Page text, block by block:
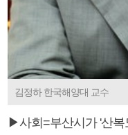
김정하 한국해양대 교수
▶사회=부산시가 '산복